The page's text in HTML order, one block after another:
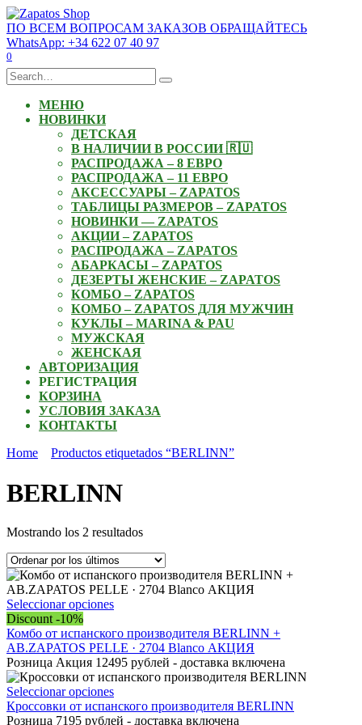
Skip
to
content
ПО ВСЕМ ВОПРОСАМ ЗАКАЗОВ ОБРАЩАЙТЕСЬ
WhatsApp: +34 622 07 40 97
0
Search
for:
МЕНЮ
НОВИНКИ
ДЕТСКАЯ
В НАЛИЧИИ В РОССИИ 🇷🇺
РАСПРОДАЖА – 8 ЕВРО
РАСПРОДАЖА – 11 ЕВРО
АКСЕССУАРЫ – ZAPATOS
ТАБЛИЦЫ РАЗМЕРОВ – ZAPATOS
НОВИНКИ — ZAPATOS
АКЦИИ – ZAPATOS
РАСПРОДАЖА – ZAPATOS
АБАРКАСЫ – ZAPATOS
ДЕЗЕРТЫ ЖЕНСКИЕ – ZAPATOS
КОМБО – ZAPATOS
КОМБО – ZAPATOS ДЛЯ МУЖЧИН
КУКЛЫ – MARINA & PAU
МУЖСКАЯ
ЖЕНСКАЯ
АВТОРИЗАЦИЯ
РЕГИСТРАЦИЯ
КОРЗИНА
УСЛОВИЯ ЗАКАЗА
КОНТАКТЫ
Home
Productos etiquetados “BERLINN”
BERLINN
Mostrando los 2 resultadosOrdenado
los
últimos
Seleccionar opcionesEste
tiene
múltiples
variantes.
Las
opciones
se
pueden
Discount -10%
Комбо от испанского производителя BERLINN +
AB.ZAPATOS PELLE · 2704 Blanco АКЦИЯ
Розница Акция 12495 рублей - доставка включена
Seleccionar opcionesEste
producto
tiene
Кроссовки от испанского производителя BERLINN
Розница 7195 рублей - доставка включена